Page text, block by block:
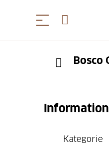
Bosco
Kategorie